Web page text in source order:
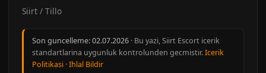
Siirt / Tillo
Son guncelleme:02.07.2026 · Bu yazi, Siirt Escort icerik
standartlarina uygunluk kontrolunden gecmistir.Icerik
Politikasi ·Ihlal Bildir